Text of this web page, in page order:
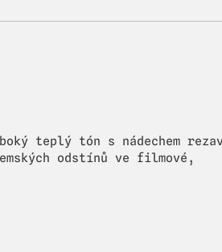
teplý tón s nádechem
odstínů ve filmové,